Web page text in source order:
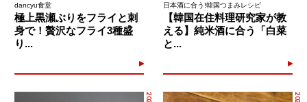
dancyu食堂
極上黒瀬ぶりをフライと刺
身で！贅沢なフライ3種盛
り...
日本酒に合う!韓国つまみレシピ
【韓国在住料理研究家が教
える】純米酒に合う「白菜
と...